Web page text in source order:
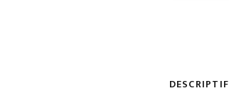
DESCRIPTIF